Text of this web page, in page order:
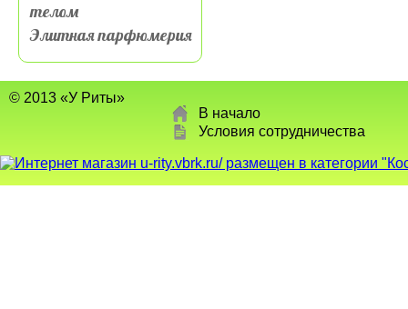
телом
Элитная парфюмерия
© 2013 «У Риты»
В начало
Условия сотрудничества